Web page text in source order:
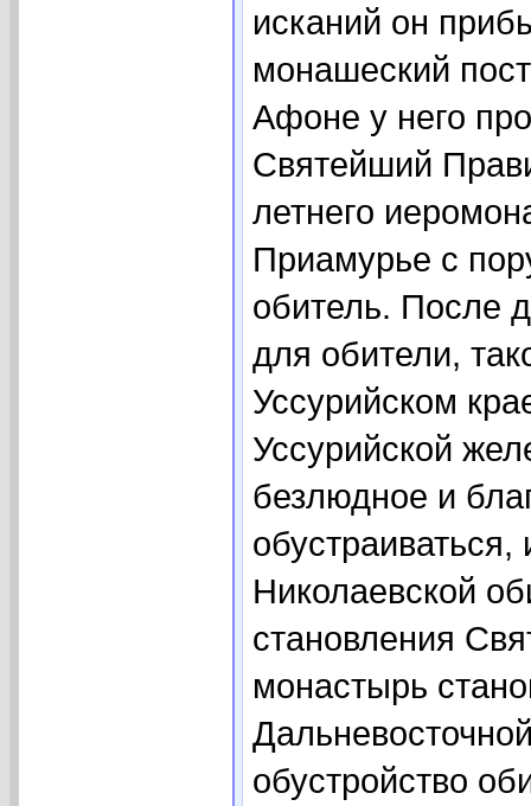
исканий он
монашеский
Афоне у него
Святейший
летнего
Приамурье с
обитель. После
для обители,
Уссурийском
Уссурийской
безлюдное и
Николаевской
становления
монастырь
обустройство